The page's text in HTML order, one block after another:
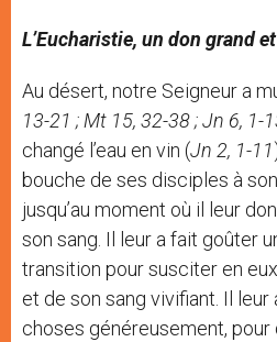
L’Eucharistie, un don grand
Au désert, notre Seigneur a
13-21 ; Mt 15, 32-38 ; Jn 6, 1-
changé l’eau en vin (Jn 2, 1-11
bouche de ses disciples à
jusqu’au moment où il leur
son sang. Il leur a fait goûter
transition pour susciter en
et de son sang vivifiant. Il
choses généreusement, pour